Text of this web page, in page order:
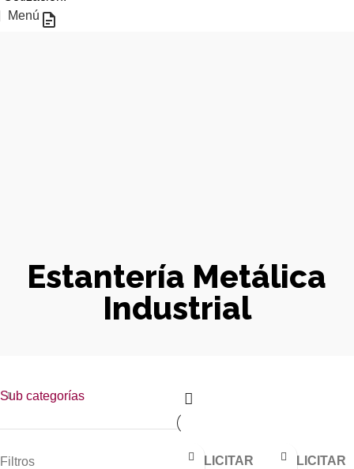
Menú
Estantería Metálica
Industrial
Sub categorías
Filtros
SOLICITAR
SOLICITAR